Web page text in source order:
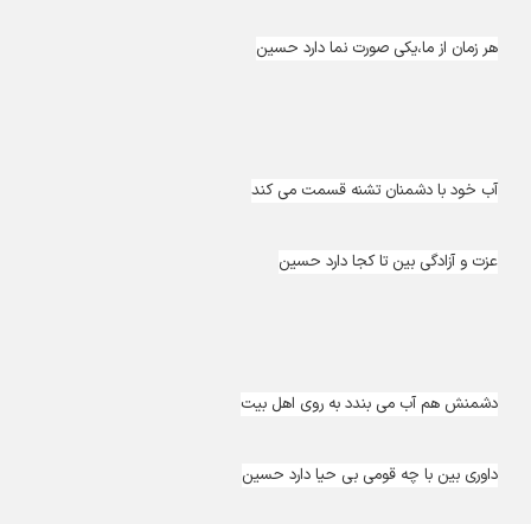
هر زمان از ما،یکی صورت نما دارد حسین
آب خود با دشمنان تشنه قسمت می کند
عزت و آزادگی بین تا کجا دارد حسین
دشمنش هم آب می بندد به روی اهل بیت
داوری بین با چه قومی بی حیا دارد حسین